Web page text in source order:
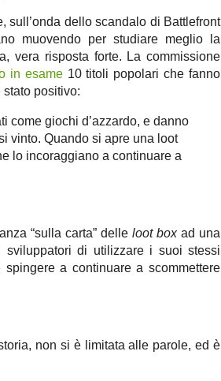
sull’onda dello scandalo di Battlefront
muovendo per studiare meglio la
vera risposta forte. La commissione
in esame10 titoli popolari che fanno
positivo:
come giochi d’azzardo, e danno
vinto. Quando si apre una loot
lo incoraggiano a continuare a
“sulla carta” delle loot boxad una
di utilizzare i suoi stessi
a continuare a scommettere
non si è limitata alle parole, ed è